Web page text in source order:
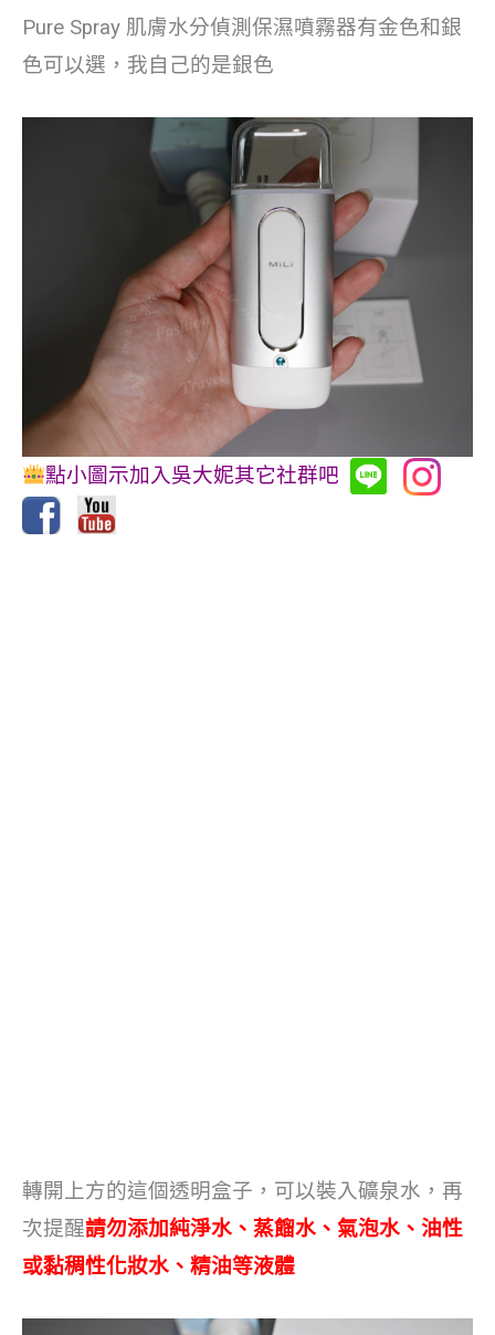
Pure Spray 肌膚水分偵測保濕噴霧器有金色和銀
色可以選，我自己的是銀色
點小圖示加入吳大妮其它社群吧
轉開上方的這個透明盒子，可以裝入礦泉水，再
次提醒請勿添加純淨水、蒸餾水、氣泡水、油性
或黏稠性化妝水、精油等液體